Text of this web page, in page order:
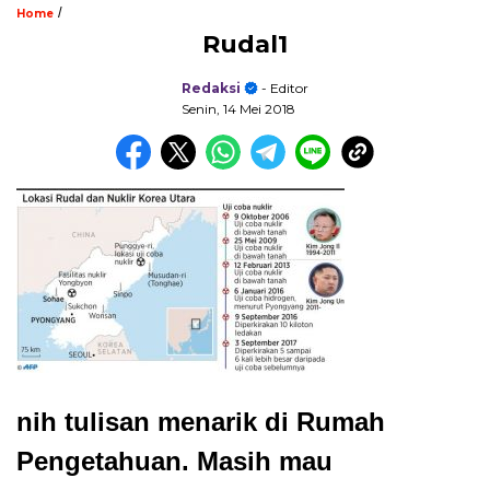
Home /
Rudal1
Redaksi
- Editor
Senin, 14 Mei 2018
nih tulisan menarik di Rumah
Pengetahuan. Masih mau